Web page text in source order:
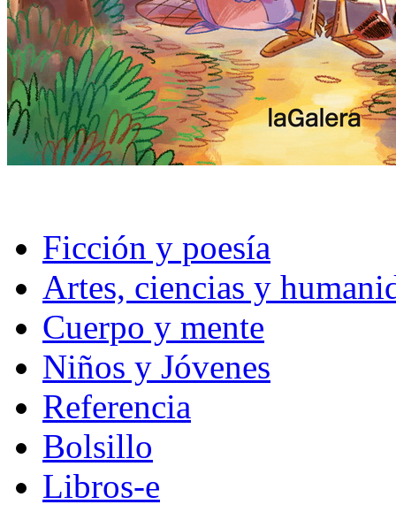
Ficción y poesía
Artes, ciencias y
Cuerpo y mente
Niños y Jóvenes
Referencia
Bolsillo
Libros-e